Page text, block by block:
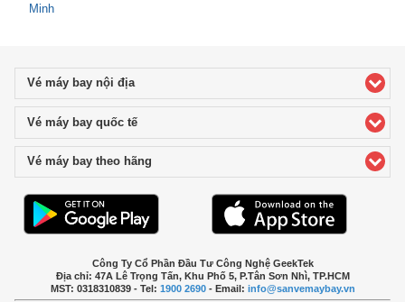
Minh
Vé máy bay nội địaclick to expand contents
Vé máy bay quốc tếclick to expand contents
Vé máy bay theo hãng
Công Ty Cổ Phần Đầu Tư Công Nghệ GeekTek
Địa chỉ: 47A Lê Trọng Tấn, Khu Phố 5, P.Tân Sơn Nhì, TP.HCM
MST: 0318310839 - Tel: 1900 2690- Email: info@sanvemaybay.vn